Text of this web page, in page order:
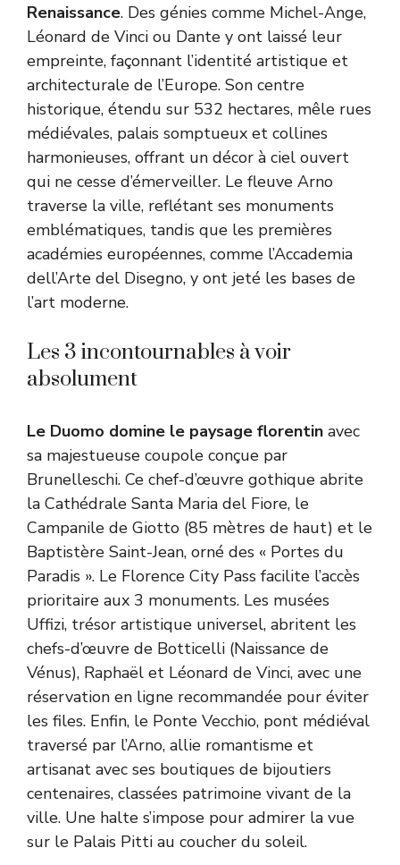
Renaissance. Des génies comme Michel-Ange,
Léonard de Vinci ou Dante y ont laissé leur
empreinte, façonnant l’identité artistique et
architecturale de l’Europe. Son centre
historique, étendu sur 532 hectares, mêle rues
médiévales, palais somptueux et collines
harmonieuses, offrant un décor à ciel ouvert
qui ne cesse d’émerveiller. Le fleuve Arno
traverse la ville, reflétant ses monuments
emblématiques, tandis que les premières
académies européennes, comme l’Accademia
dell’Arte del Disegno, y ont jeté les bases de
l’art moderne.
Les 3 incontournables à voir
absolument
Le Duomo domine le paysage florentin avec
sa majestueuse coupole conçue par
Brunelleschi. Ce chef-d’œuvre gothique abrite
la Cathédrale Santa Maria del Fiore, le
Campanile de Giotto (85 mètres de haut) et le
Baptistère Saint-Jean, orné des « Portes du
Paradis ». Le Florence City Pass facilite l’accès
prioritaire aux 3 monuments. Les musées
Uffizi, trésor artistique universel, abritent les
chefs-d’œuvre de Botticelli (Naissance de
Vénus), Raphaël et Léonard de Vinci, avec une
réservation en ligne recommandée pour éviter
les files. Enfin, le Ponte Vecchio, pont médiéval
traversé par l’Arno, allie romantisme et
artisanat avec ses boutiques de bijoutiers
centenaires, classées patrimoine vivant de la
ville. Une halte s’impose pour admirer la vue
sur le Palais Pitti au coucher du soleil.